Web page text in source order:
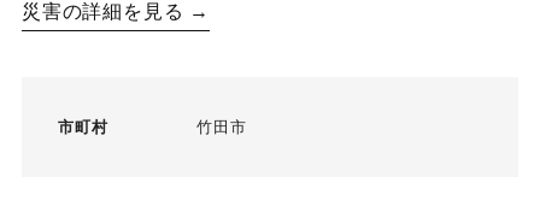
災害の詳細を見る →
市町村 竹田市